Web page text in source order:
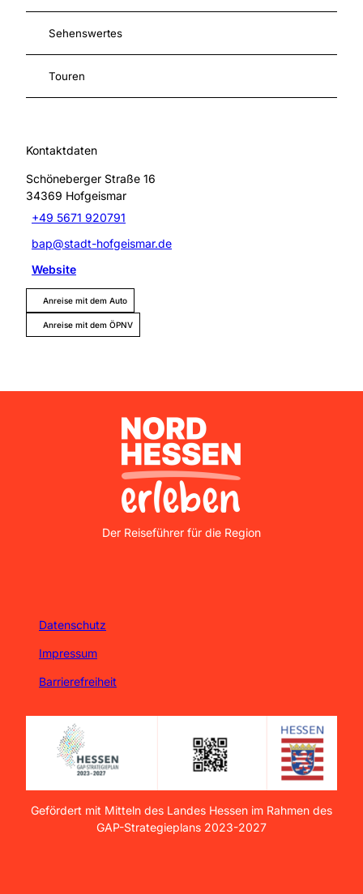
Sehenswertes
Touren
Kontaktdaten
Schöneberger Straße 16
34369 Hofgeismar
+49 5671 920791
bap@stadt-hofgeismar.de
Website
Anreise mit dem Auto
Anreise mit dem ÖPNV
Nordhessen Erleben
Der Reiseführer für die Region
Datenschutz
Impressum
Barrierefreiheit
Gefördert mit Mitteln des Landes Hessen im Rahmen des
GAP-Strategieplans 2023-2027